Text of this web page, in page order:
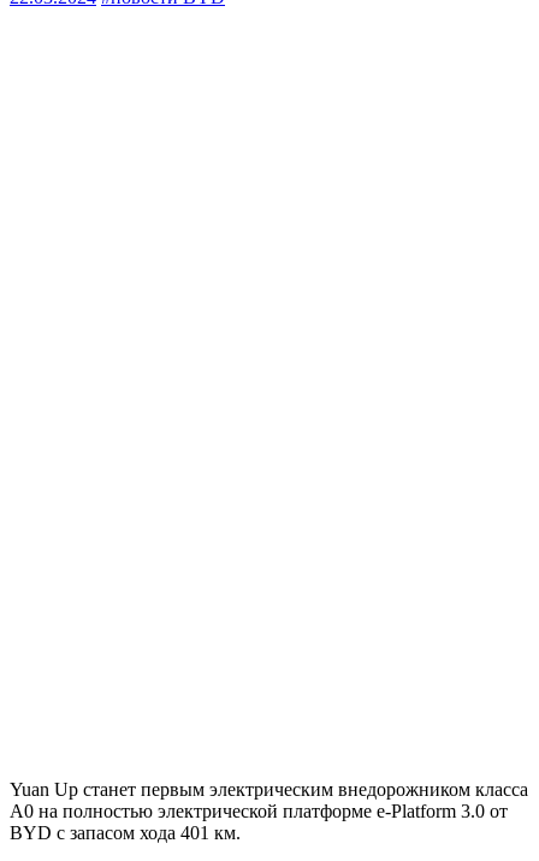
Yuan Up станет первым электрическим внедорожником класса
A0 на полностью электрической платформе e-Platform 3.0 от
BYD с запасом хода 401 км.